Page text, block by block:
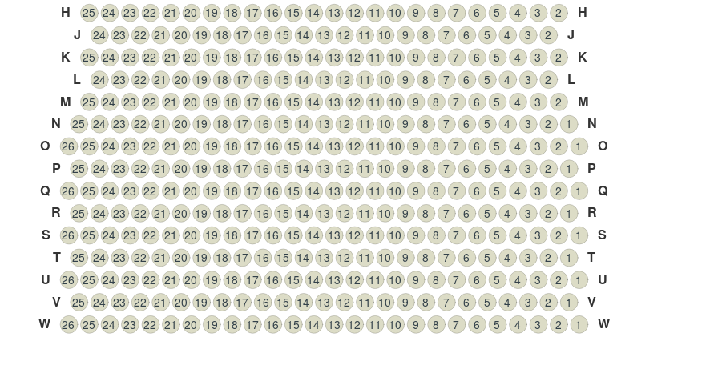
2
3
4
5
6
7
8
9
10
11
12
13
14
15
16
17
18
19
20
21
22
23
24
25
H H
2
3
4
5
6
7
8
9
10
11
12
13
14
15
16
17
18
19
20
21
22
23
24
J J
2
3
4
5
6
7
8
9
10
11
12
13
14
15
16
17
18
19
20
21
22
23
24
25
K K
2
3
4
5
6
7
8
9
10
11
12
13
14
15
16
17
18
19
20
21
22
23
24
L L
2
3
4
5
6
7
8
9
10
11
12
13
14
15
16
17
18
19
20
21
22
23
24
25
M M
1
2
3
4
5
6
7
8
9
10
11
12
13
14
15
16
17
18
19
20
21
22
23
24
25
N N
1
2
3
4
5
6
7
8
9
10
11
12
13
14
15
16
17
18
19
20
21
22
23
24
25
26
O O
1
2
3
4
5
6
7
8
9
10
11
12
13
14
15
16
17
18
19
20
21
22
23
24
25
P P
1
2
3
4
5
6
7
8
9
10
11
12
13
14
15
16
17
18
19
20
21
22
23
24
25
26
Q Q
1
2
3
4
5
6
7
8
9
10
11
12
13
14
15
16
17
18
19
20
21
22
23
24
25
R R
1
2
3
4
5
6
7
8
9
10
11
12
13
14
15
16
17
18
19
20
21
22
23
24
25
26
S S
1
2
3
4
5
6
7
8
9
10
11
12
13
14
15
16
17
18
19
20
21
22
23
24
25
T T
1
2
3
4
5
6
7
8
9
10
11
12
13
14
15
16
17
18
19
20
21
22
23
24
25
26
U U
1
2
3
4
5
6
7
8
9
10
11
12
13
14
15
16
17
18
19
20
21
22
23
24
25
V V
1
2
3
4
5
6
7
8
9
10
11
12
13
14
15
16
17
18
19
20
21
22
23
24
25
26
W W